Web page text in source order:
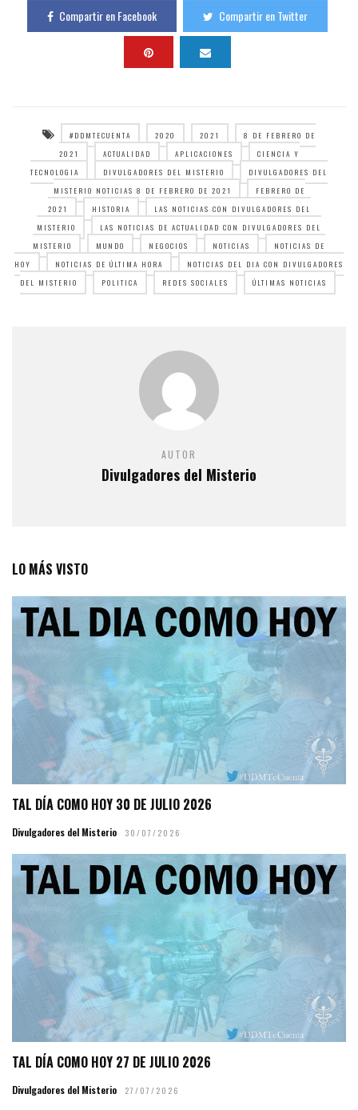
Compartir en Facebook Compartir en Twitter
#DDMTECUENTA 2020 2021
8 DE FEBRERO DE
2021
ACTUALIDAD APLICACIONES
CIENCIA Y
TECNOLOGIA
DIVULGADORES DEL MISTERIO
DIVULGADORES DEL
MISTERIO NOTICIAS 8 DE FEBRERO DE 2021
FEBRERO DE
2021
HISTORIA
LAS NOTICIAS CON DIVULGADORES DEL
MISTERIO
LAS NOTICIAS DE ACTUALIDAD CON DIVULGADORES DEL
MISTERIO
MUNDO NEGOCIOS NOTICIAS
NOTICIAS DE
HOY
NOTICIAS DE ÚLTIMA HORA
NOTICIAS DEL DIA CON DIVULGADORES
DEL MISTERIO
POLITICA REDES SOCIALES ÚLTIMAS NOTICIAS
AUTOR
Divulgadores del Misterio
LO MÁS VISTO
TAL DÍA COMO HOY 30 DE JULIO 2026
Divulgadores del Misterio 30/07/2026
TAL DÍA COMO HOY 27 DE JULIO 2026
Divulgadores del Misterio 27/07/2026